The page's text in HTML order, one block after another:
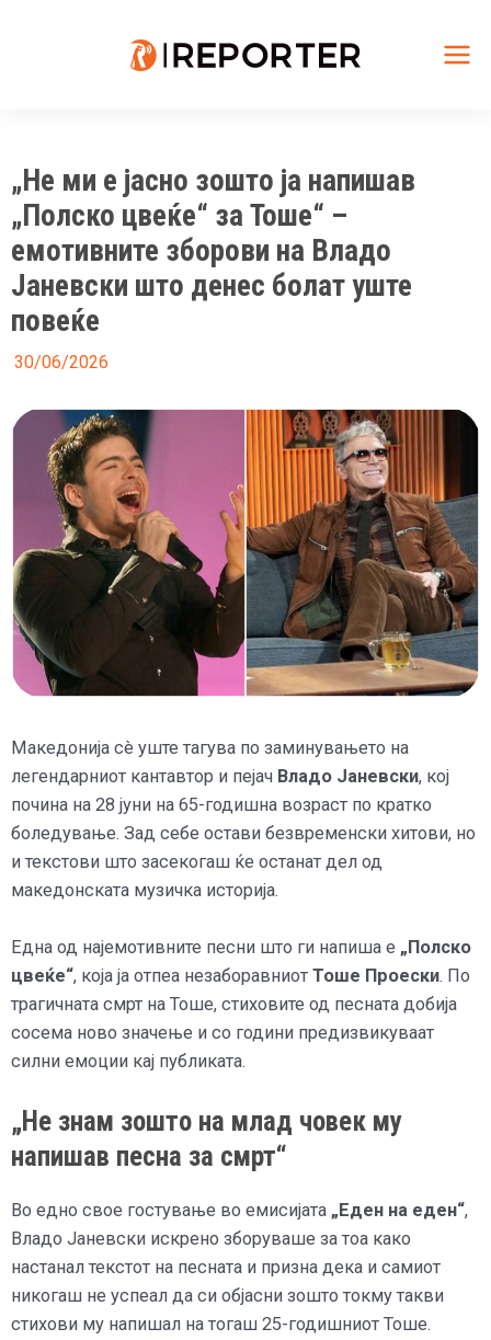
„Не ми е јасно зошто ја напишав
„Полско цвеќе“ за Тоше“ –
емотивните зборови на Владо
Јаневски што денес болат уште
повеќе
30/06/2026
Македонија сè уште тагува по заминувањето на
легендарниот кантавтор и пејач Владо Јаневски, кој
почина на 28 јуни на 65-годишна возраст по кратко
боледување. Зад себе остави безвременски хитови, но
и текстови што засекогаш ќе останат дел од
македонската музичка историја.
Една од најемотивните песни што ги напиша е „Полско
цвеќе“, која ја отпеа незаборавниот Тоше Проески. По
трагичната смрт на Тоше, стиховите од песната добија
сосема ново значење и со години предизвикуваат
силни емоции кај публиката.
„Не знам зошто на млад човек му
напишав песна за смрт“
Во едно свое гостување во емисијата „Еден на еден“,
Владо Јаневски искрено зборуваше за тоа како
настанал текстот на песната и призна дека и самиот
никогаш не успеал да си објасни зошто токму такви
стихови му напишал на тогаш 25-годишниот Тоше.